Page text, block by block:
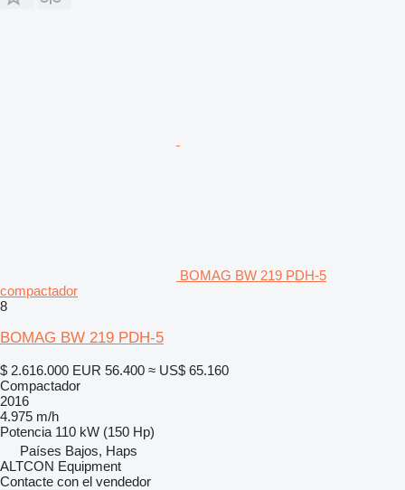
BOMAG BW 219 PDH-5
compactador
8
BOMAG BW 219 PDH-5
$ 2.616.000 EUR 56.400 ≈ US$ 65.160
Compactador
2016
4.975 m/h
Potencia 110 kW (150 Hp)
Países Bajos, Haps
ALTCON Equipment
Contacte con el vendedor